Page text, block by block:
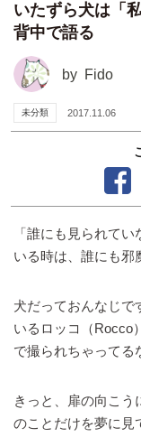
いたずら犬は「
背中で語る
by Fido
未分類 2017.11.06
「誰にも見られて
いる時は、誰にも邪
犬だっておんなじで
いるロッコ（Rocco
で撮られちゃってる
きっと、扉の向こう
のことだけを夢に見